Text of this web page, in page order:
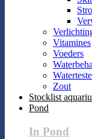
Vitamines
Voeders
Zout
Stocklist
Pond
In Pond